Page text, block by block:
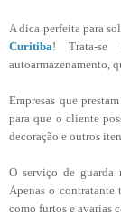
A dica perfeita para
Curitiba! Trata-
autoarmazenamento,
Empresas que
para que o cliente
decoração e outros
O serviço de guarda
Apenas o contratante
como furtos e avarias